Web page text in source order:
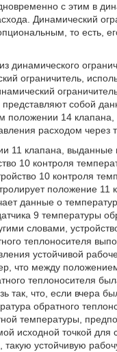
с этим в
Динамический
то есть,
динамического
ограничитель,
представляют собой
положении 14 клапана,
расходом через
11 клапана, выданные
10 контроля
10 контроля
положение 11
данные о
9 температуры
словами,
теплоносителя
устойчивой
что между
теплоносителя
так, что, если вчера
обратного
температуры,
исходной точкой для
устойчивую